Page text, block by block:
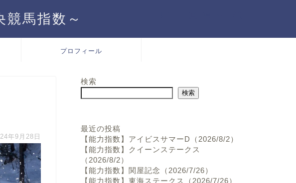
馬指数～
プロフィール
年9月28日
検索
検索
最近の投稿
【能力指数】アイビスサマーD（2026/8/2）
【能力指数】クイーンステークス
（2026/8/2）
【能力指数】関屋記念（2026/7/26）
【能力指数】東海ステークス（2026/7/26）